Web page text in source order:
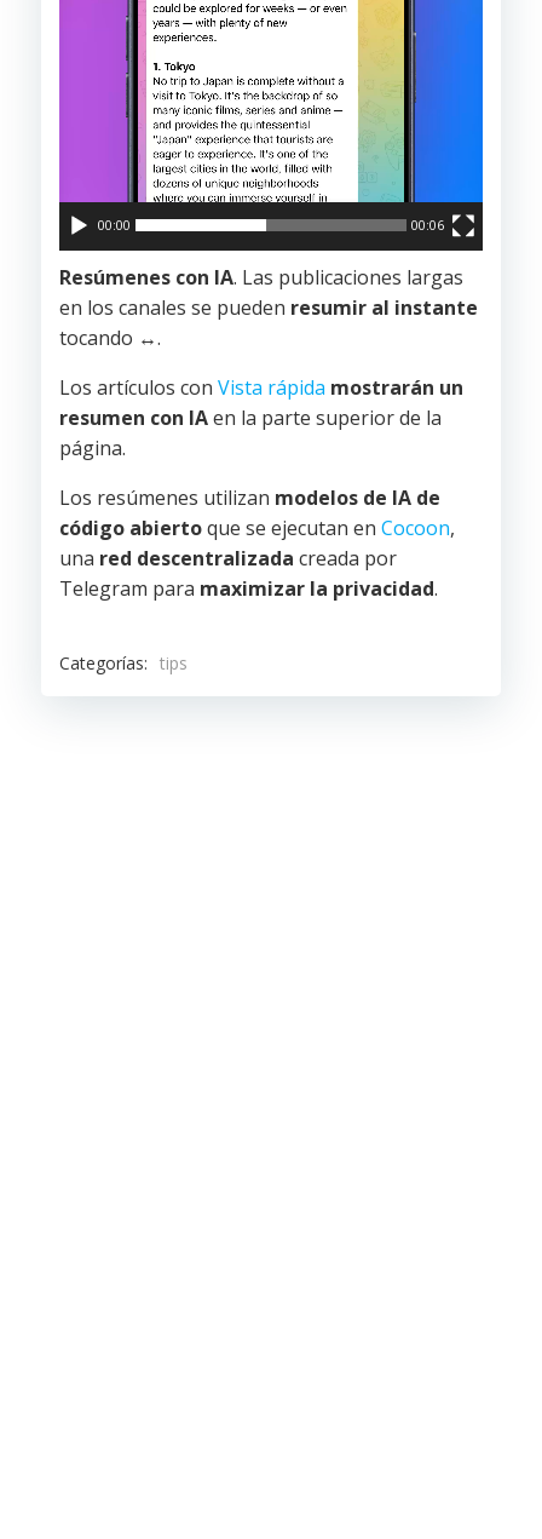
00:00 00:06
Resúmenes con IA. Las publicaciones largas
en los canales se pueden resumir al instante
tocando ↔️.
Los artículos con Vista rápida mostrarán un
resumen con IAen la parte superior de la
página.
Los resúmenes utilizan modelos de IA de
código abiertoque se ejecutan en Cocoon,
una red descentralizada creada por
Telegram para maximizar la privacidad.
Categorías: tips